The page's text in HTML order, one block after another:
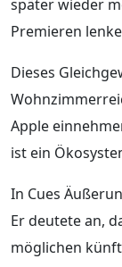
später wieder
Premieren
Dieses
Apple
ist ein
In Cues
Er deutete an,
möglichen